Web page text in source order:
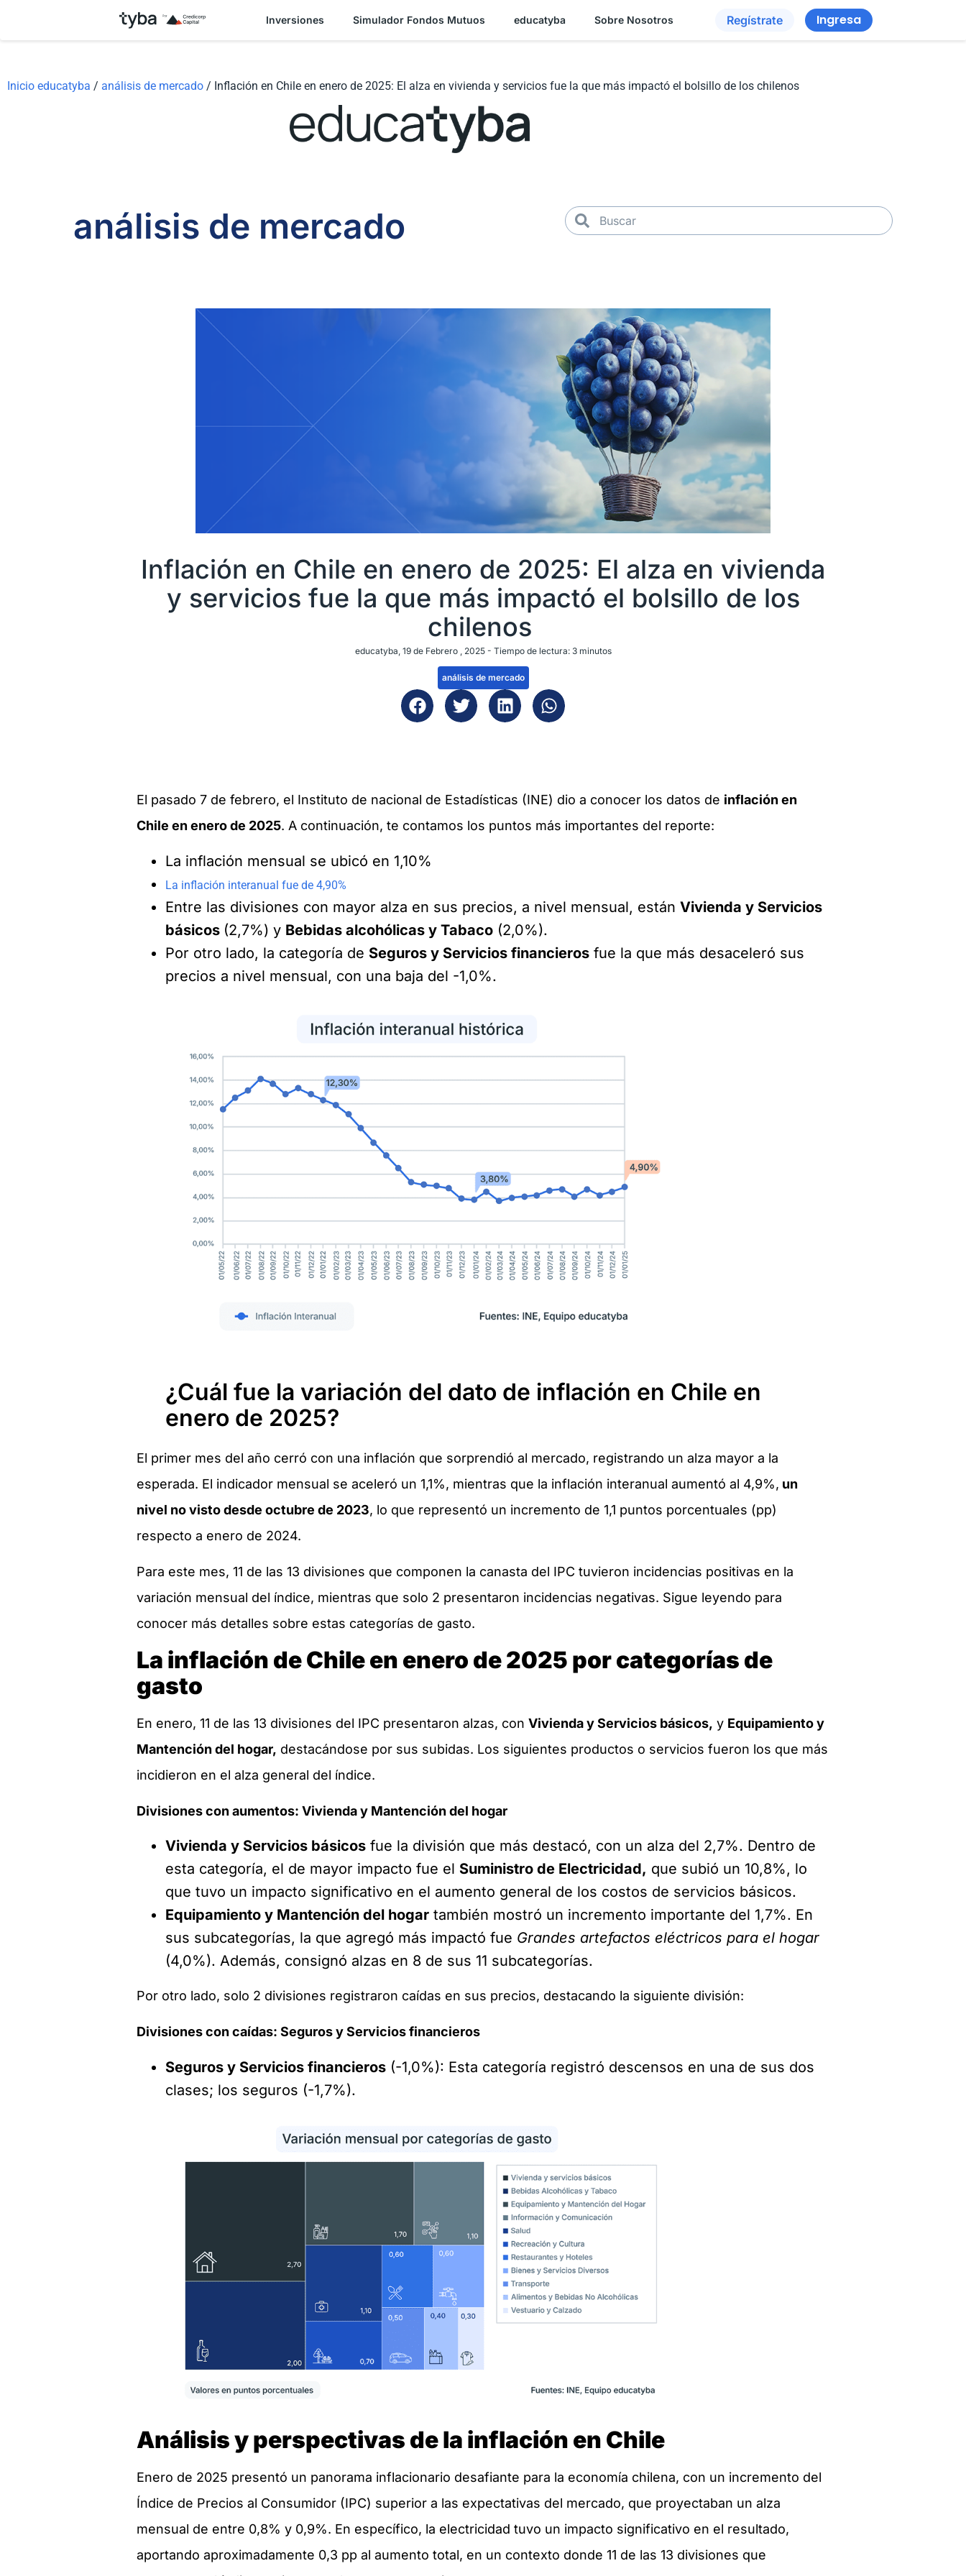
Inversiones Simulador Fondos Mutuos educatyba Sobre Nosotros Regístrate Ingresa
Inicio educatyba / análisis de mercado / Inflación en Chile en enero de 2025: El alza en vivienda y servicios fue la que más impactó el bolsillo de los chilenos
análisis de mercado
Inflación en Chile en enero de 2025: El alza en vivienda
y servicios fue la que más impactó el bolsillo de los
chilenos
educatyba , 19 de Febrero , 2025 - Tiempo de lectura: 3 minutos
análisis de mercado
El pasado 7 de febrero, el Instituto de nacional de Estadísticas (INE) dio a conocer los datos de inflación en
Chile en enero de 2025. A continuación, te contamos los puntos más importantes del reporte:
La inflación mensual se ubicó en 1,10%
La inflación interanual fue de 4,90%
Entre las divisiones con mayor alza en sus precios, a nivel mensual, están Vivienda y Servicios
básicos (2,7%) y Bebidas alcohólicas y Tabaco (2,0%).
Por otro lado, la categoría de Seguros y Servicios financieros fue la que más desaceleró sus
precios a nivel mensual, con una baja del -1,0%.
¿Cuál fue la variación del dato de inflación en Chile en
enero de 2025?
El primer mes del año cerró con una inflación que sorprendió al mercado, registrando un alza mayor a la
esperada. El indicador mensual se aceleró un 1,1%, mientras que la inflación interanual aumentó al 4,9%, un
nivel no visto desde octubre de 2023, lo que representó un incremento de 1,1 puntos porcentuales (pp)
respecto a enero de 2024.
Para este mes, 11 de las 13 divisiones que componen la canasta del IPC tuvieron incidencias positivas en la
variación mensual del índice, mientras que solo 2 presentaron incidencias negativas. Sigue leyendo para
conocer más detalles sobre estas categorías de gasto.
La inflación de Chile en enero de 2025 por categorías de
gasto
En enero, 11 de las 13 divisiones del IPC presentaron alzas, con Vivienda y Servicios básicos, y Equipamiento y
Mantención del hogar, destacándose por sus subidas. Los siguientes productos o servicios fueron los que más
incidieron en el alza general del índice.
Divisiones con aumentos: Vivienda y Mantención del hogar
Vivienda y Servicios básicos fue la división que más destacó, con un alza del 2,7%. Dentro de
esta categoría, el de mayor impacto fue el Suministro de Electricidad, que subió un 10,8%, lo
que tuvo un impacto significativo en el aumento general de los costos de servicios básicos.
Equipamiento y Mantención del hogar también mostró un incremento importante del 1,7%. En
sus subcategorías, la que agregó más impactó fue Grandes artefactos eléctricos para el hogar
(4,0%). Además, consignó alzas en 8 de sus 11 subcategorías.
Por otro lado, solo 2 divisiones registraron caídas en sus precios, destacando la siguiente división:
Divisiones con caídas: Seguros y Servicios financieros
Seguros y Servicios financieros (-1,0%): Esta categoría registró descensos en una de sus dos
clases; los seguros (-1,7%).
Análisis y perspectivas de la inflación en Chile
Enero de 2025 presentó un panorama inflacionario desafiante para la economía chilena, con un incremento del
Índice de Precios al Consumidor (IPC) superior a las expectativas del mercado, que proyectaban un alza
mensual de entre 0,8% y 0,9%. En específico, la electricidad tuvo un impacto significativo en el resultado,
aportando aproximadamente 0,3 pp al aumento total, en un contexto donde 11 de las 13 divisiones que